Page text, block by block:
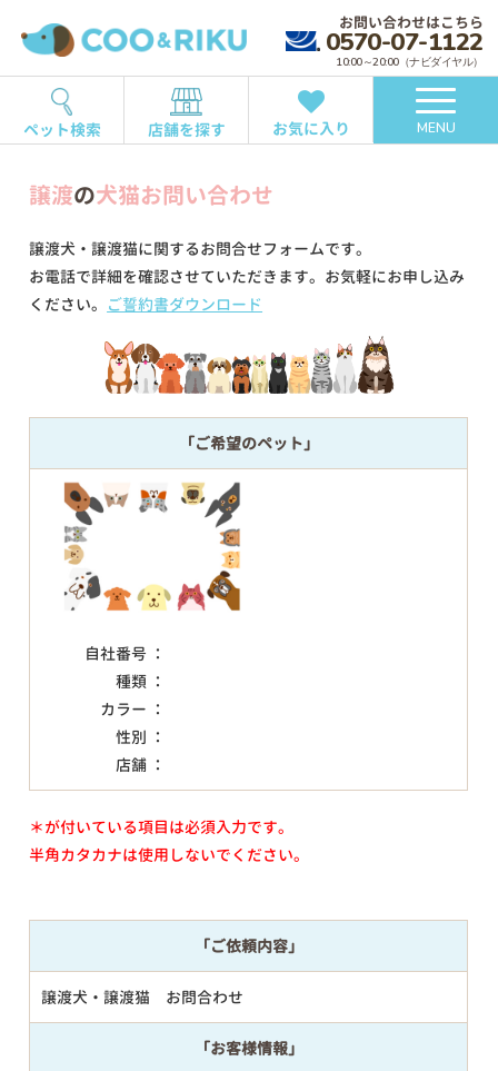
お問い合わせはこちら
0570-07-1122
10:00～20:00（ナビダイヤル）
ペット検索 店舗を探す お気に入り MENU
譲渡の犬猫お問い合わせ
譲渡犬・譲渡猫に関するお問合せフォームです。
お電話で詳細を確認させていただきます。お気軽にお申し込み
ください。 ご誓約書ダウンロード
「ご希望のペット」
自社番号 ：
種類 ：
カラー ：
性別 ：
店舗 ：
＊が付いている項目は必須入力です。
半角カタカナは使用しないでください。
「ご依頼内容」
譲渡犬・譲渡猫 お問合わせ
「お客様情報」